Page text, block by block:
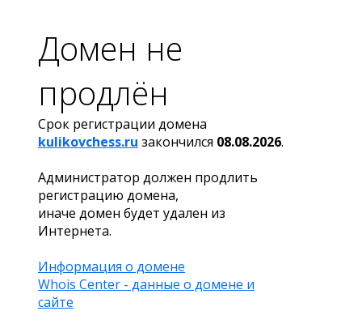
Домен не
продлён
Срок регистрации домена
kulikovchess.ru закончился 08.08.2026.
Администратор должен продлить
регистрацию домена,
иначе домен будет удален из
Интернета.
Информация о домене
Whois Center - данные о домене и
сайте